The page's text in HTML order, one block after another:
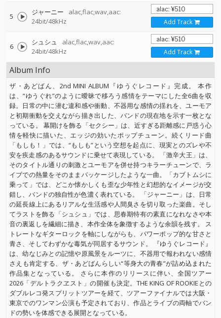
5 ジャーニー
alac,flac,wav,aac:
24bit/48kHz
Add Track
6 シュシュ
alac,flac,wav,aac:
24bit/48kHz
Add Track
Album Info
ザ・あどばん、2nd MINI ALBUM『ゆうぐレコード』完成。 本作
は、“ゆうぐれ”のように曖昧で移ろう感情をテーマにした全6曲を収
録。日常の中に潜む違和感や衝動、不器用な感情の揺れを、ユーモア
と初期衝動を交えながら描き出した、バンドの現在地を示す一枚とな
っている。 幕開けを飾る「セクシー」は、近すぎる距離感に戸惑う心
情を軽快に描いた、エッジの効いたポップチューン。続くリード曲
「もしも！」では、“もしも”という空想を起点に、現実とのズレや不
安を疾走感のあるサウンドに乗せて表現している。 「激辛大王」は、
そのタイトル通りの刺激とユーモアを併せ持つキラーチューンで、ラ
イブでの熱量をそのままパッケージしたような一曲。「カブトムシに
乗って」では、どこか懐かしくも歪な少年性と幻想的なイメージが交
錯し、バンドの独自性が色濃く表れている。 「ジャーニー」は、日常
の延長線上にあるリアルな生活感や人間臭さを切り取った楽曲。そし
てラストを飾る「シュシュ」では、思春期特有の素直になれなさや本
音の裏返しを繊細に描き、本作全体を象徴するような余韻を残す。 ス
トレートなギターロックを軸にしながらも、パワーポップ的な甘さと
青さ、そしてわずかな毒気が同居するサウンド。 『ゆうぐレコード』
は、幼なじみとの記憶や原風景をルーツに、不器用で報われない感情
さえも肯定する、ザ・あどばんらしい“等身大の青春”が詰め込まれた
作品集となっている。 さらに本作のリリースに伴い、全国ツアー
2026「デルトラクヱスト」の開催も決定。THE KING OF ROOKIEとの
ダブルレコ発スプリットツアーを経て、ツアーファイナルでは大阪・
東京でのワンマン公演も予定されており、作品とライブの両軸でバン
ドの勢いを体感できる展開となっている。